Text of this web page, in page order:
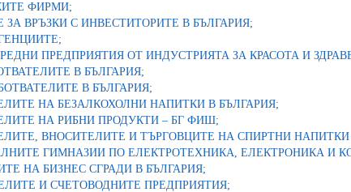
ФИРМИ;
ВРЪЗКИ С ИНВЕСТИТОРИТЕ В БЪЛГАРИЯ;
ПРЕДПРИЯТИЯ ОТ ИНДУСТРИЯТА ЗА КРАСОТА И
В БЪЛГАРИЯ;
В БЪЛГАРИЯ;
НА БЕЗАЛКОХОЛНИ НАПИТКИ В БЪЛГАРИЯ;
НА РИБНИ ПРОДУКТИ – БГ ФИШ;
ВНОСИТЕЛИТЕ И ТЪРГОВЦИТЕ НА СПИРТНИ НАПИТКИ
ГИМНАЗИИ ПО ЕЛЕКТРОТЕХНИКА, ЕЛЕКТРОНИКА И
НА БИЗНЕС СГРАДИ В БЪЛГАРИЯ;
И СЧЕТОВОДНИТЕ ПРЕДПРИЯТИЯ;